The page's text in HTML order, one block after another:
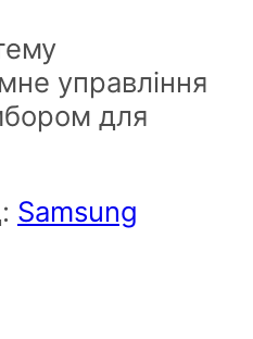
управління
для
Samsung